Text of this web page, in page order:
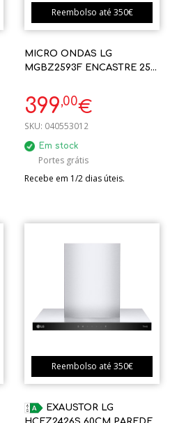
Reembolso até 350€
MICRO ONDAS LG
MGBZ2593F ENCASTRE 25L
399,00€
SKU: 040553012
Em stock
Portes grátis
Recebe em 1/2 dias úteis.
Reembolso até 350€